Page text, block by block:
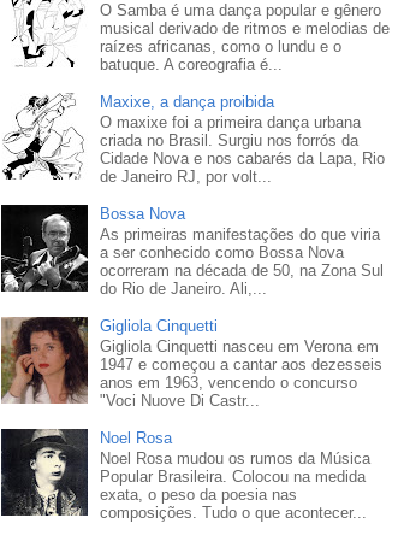
O Samba é uma dança popular e gênero
musical derivado de ritmos e melodias de
raízes africanas, como o lundu e o
batuque. A coreografia é...
Maxixe, a dança proibida
O maxixe foi a primeira dança urbana
criada no Brasil. Surgiu nos forrós da
Cidade Nova e nos cabarés da Lapa, Rio
de Janeiro RJ, por volt...
Bossa Nova
As primeiras manifestações do que viria
a ser conhecido como Bossa Nova
ocorreram na década de 50, na Zona Sul
do Rio de Janeiro. Ali,...
Gigliola Cinquetti
Gigliola Cinquetti nasceu em Verona em
1947 e começou a cantar aos dezesseis
anos em 1963, vencendo o concurso
"Voci Nuove Di Castr...
Noel Rosa
Noel Rosa mudou os rumos da Música
Popular Brasileira. Colocou na medida
exata, o peso da poesia nas
composições. Tudo o que acontecer...